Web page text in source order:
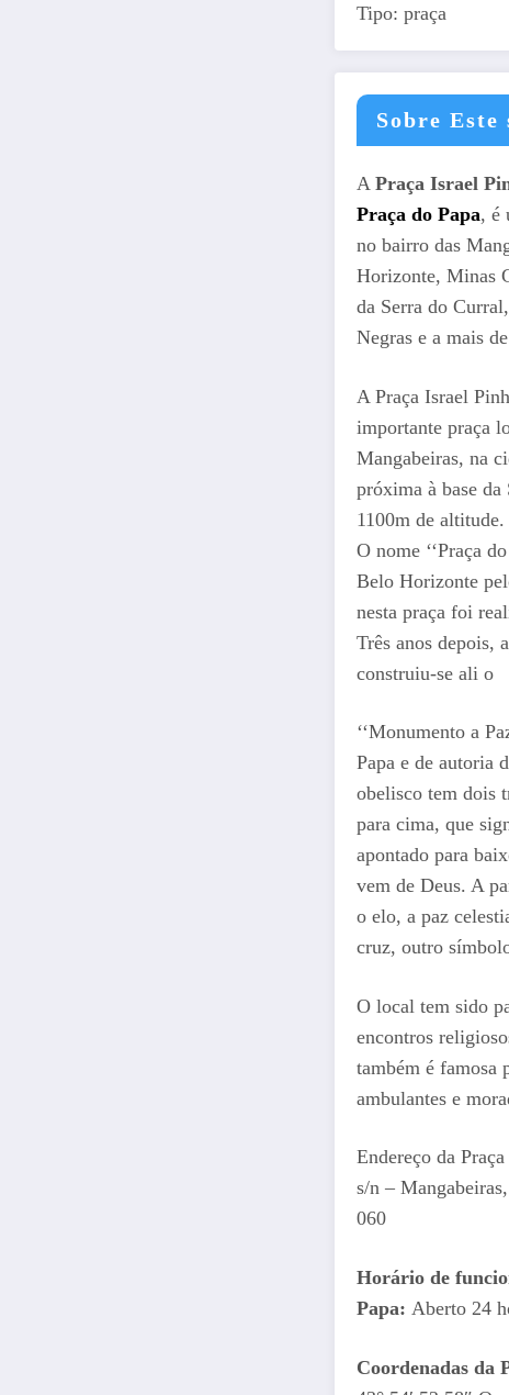
Tipo: praça
Sobre Este
APraça Israel
Praça do Papa, é
no bairro das
Horizonte, Minas
da Serra do
Negras e a mais
A Praça Israel
importante praça
Mangabeiras, na
próxima à base
1100m de altitude.
O nome ‘‘Praça
Belo Horizonte
nesta praça foi
Três anos depois,
construiu-se ali o
‘‘Monumento a
Papa e de autoria
obelisco tem dois
para cima, que
apontado para
vem de Deus. A
o elo, a paz
cruz, outro
O local tem sido
encontros
também é famosa
ambulantes e
Endereço da
s/n –
060
Horário de
Papa: Aberto 24
Coordenadas da